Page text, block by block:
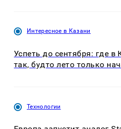
Интересное в Казани
Успеть до сентября: где в
так, будто лето только
Технологии